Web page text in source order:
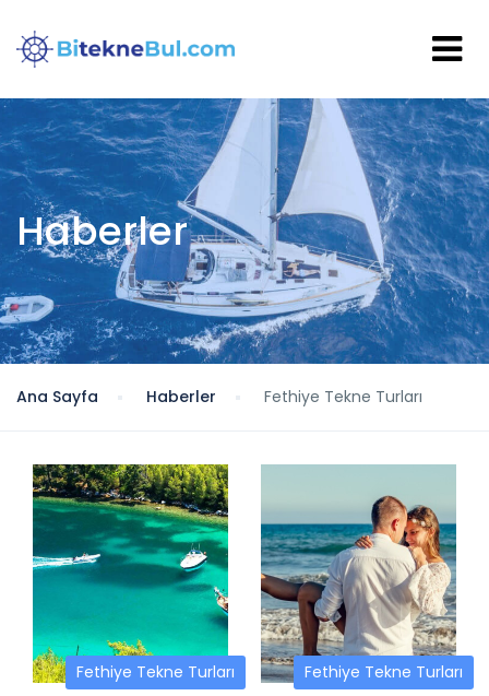
Haberler
Ana Sayfa Haberler Fethiye Tekne Turları
Fethiye Tekne Turları Fethiye Tekne Turları